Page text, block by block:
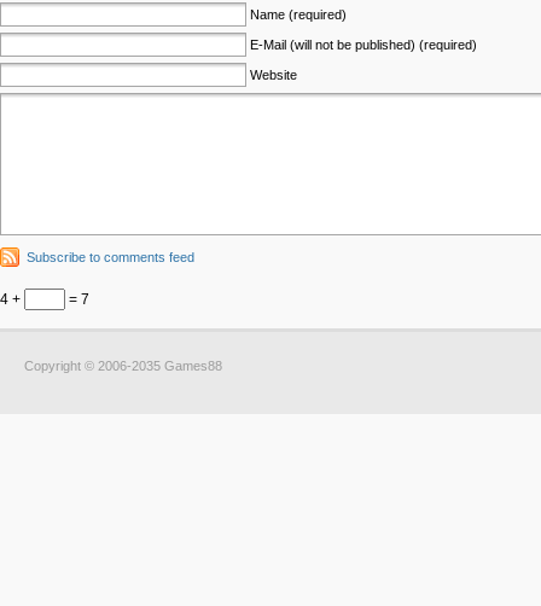
Name (required)
E-Mail (will not be published) (required)
Website
Subscribe to comments feed
4 + = 7
Copyright © 2006-2035 Games88